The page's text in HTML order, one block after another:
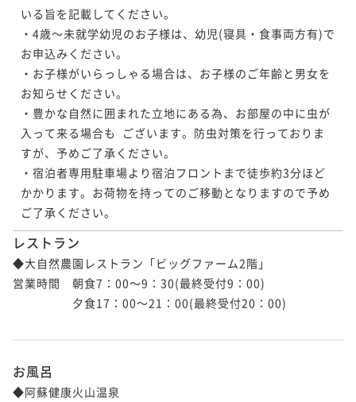
いる旨を記載してください。
・4歳～未就学幼児のお子様は、幼児(寝具・食事両方有)で
お申込みください。
・お子様がいらっしゃる場合は、お子様のご年齢と男女を
お知らせください。
・豊かな自然に囲まれた立地にある為、お部屋の中に虫が
入って来る場合も  ございます。防虫対策を行っておりま
すが、予めご了承ください。
・宿泊者専用駐車場より宿泊フロントまで徒歩約3分ほど
かかります。お荷物を持ってのご移動となりますので予め
ご了承ください。
レストラン
◆大自然農園レストラン「ビッグファーム2階」
営業時間　朝食7：00～9：30(最終受付9：00)
夕食17：00～21：00(最終受付20：00)
お風呂
◆阿蘇健康火山温泉